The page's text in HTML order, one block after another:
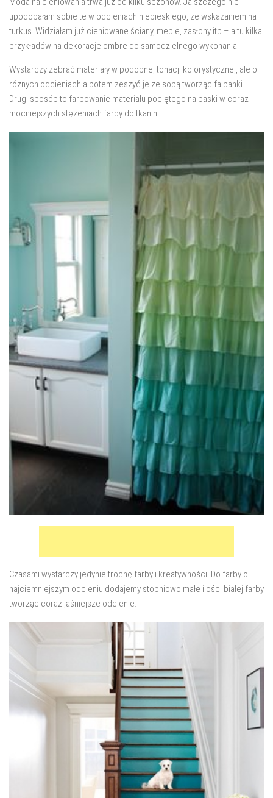
salon
Przedpokój
Balkon
Domowe biuro
zakupy
zrób to sam!
upodobałam sobie te w odcieniach niebieskiego, ze wskazaniem na
turkus. Widziałam już cieniowane ściany, meble, zasłony itp – a tu kilka
przykładów na dekoracje ombre do samodzielnego wykonania.
Wystarczy zebrać materiały w podobnej tonacji kolorystycznej, ale o
różnych odcieniach a potem zeszyć je ze sobą tworząc falbanki.
Drugi sposób to farbowanie materiału pociętego na paski w coraz
mocniejszych stężeniach farby do tkanin.
Czasami wystarczy jedynie trochę farby i kreatywności. Do farby o
najciemniejszym odcieniu dodajemy stopniowo małe ilości białej farby
tworząc coraz jaśniejsze odcienie: